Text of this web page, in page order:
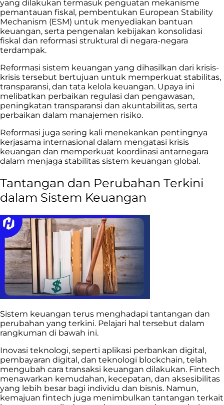
yang dilakukan termasuk penguatan mekanisme
pemantauan fiskal, pembentukan European Stability
Mechanism (ESM) untuk menyediakan bantuan
keuangan, serta pengenalan kebijakan konsolidasi
fiskal dan reformasi struktural di negara-negara
terdampak.
Reformasi sistem keuangan yang dihasilkan dari krisis-
krisis tersebut bertujuan untuk memperkuat stabilitas,
transparansi, dan tata kelola keuangan. Upaya ini
melibatkan perbaikan regulasi dan pengawasan,
peningkatan transparansi dan akuntabilitas, serta
perbaikan dalam manajemen risiko.
Reformasi juga sering kali menekankan pentingnya
kerjasama internasional dalam mengatasi krisis
keuangan dan memperkuat koordinasi antarnegara
dalam menjaga stabilitas sistem keuangan global.
Tantangan dan Perubahan Terkini
dalam Sistem Keuangan
Sistem keuangan terus menghadapi tantangan dan
perubahan yang terkini. Pelajari hal tersebut dalam
rangkuman di bawah ini.
Inovasi teknologi, seperti aplikasi perbankan digital,
pembayaran digital, dan teknologi blockchain, telah
mengubah cara transaksi keuangan dilakukan. Fintech
menawarkan kemudahan, kecepatan, dan aksesibilitas
yang lebih besar bagi individu dan bisnis. Namun,
kemajuan fintech juga menimbulkan tantangan terkait